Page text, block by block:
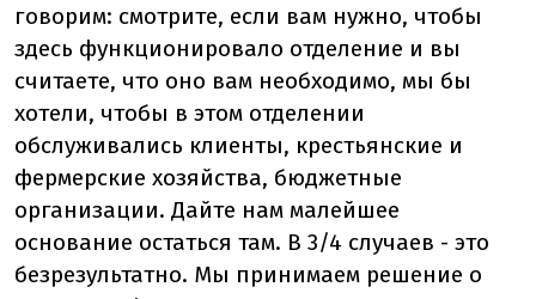
говорим: смотрите, если вам нужно, чтобы
здесь функционировало отделение и вы
считаете, что оно вам необходимо, мы бы
хотели, чтобы в этом отделении
обслуживались клиенты, крестьянские и
фермерские хозяйства, бюджетные
организации. Дайте нам малейшее
основание остаться там. В 3/4 случаев - это
безрезультатно. Мы принимаем решение о